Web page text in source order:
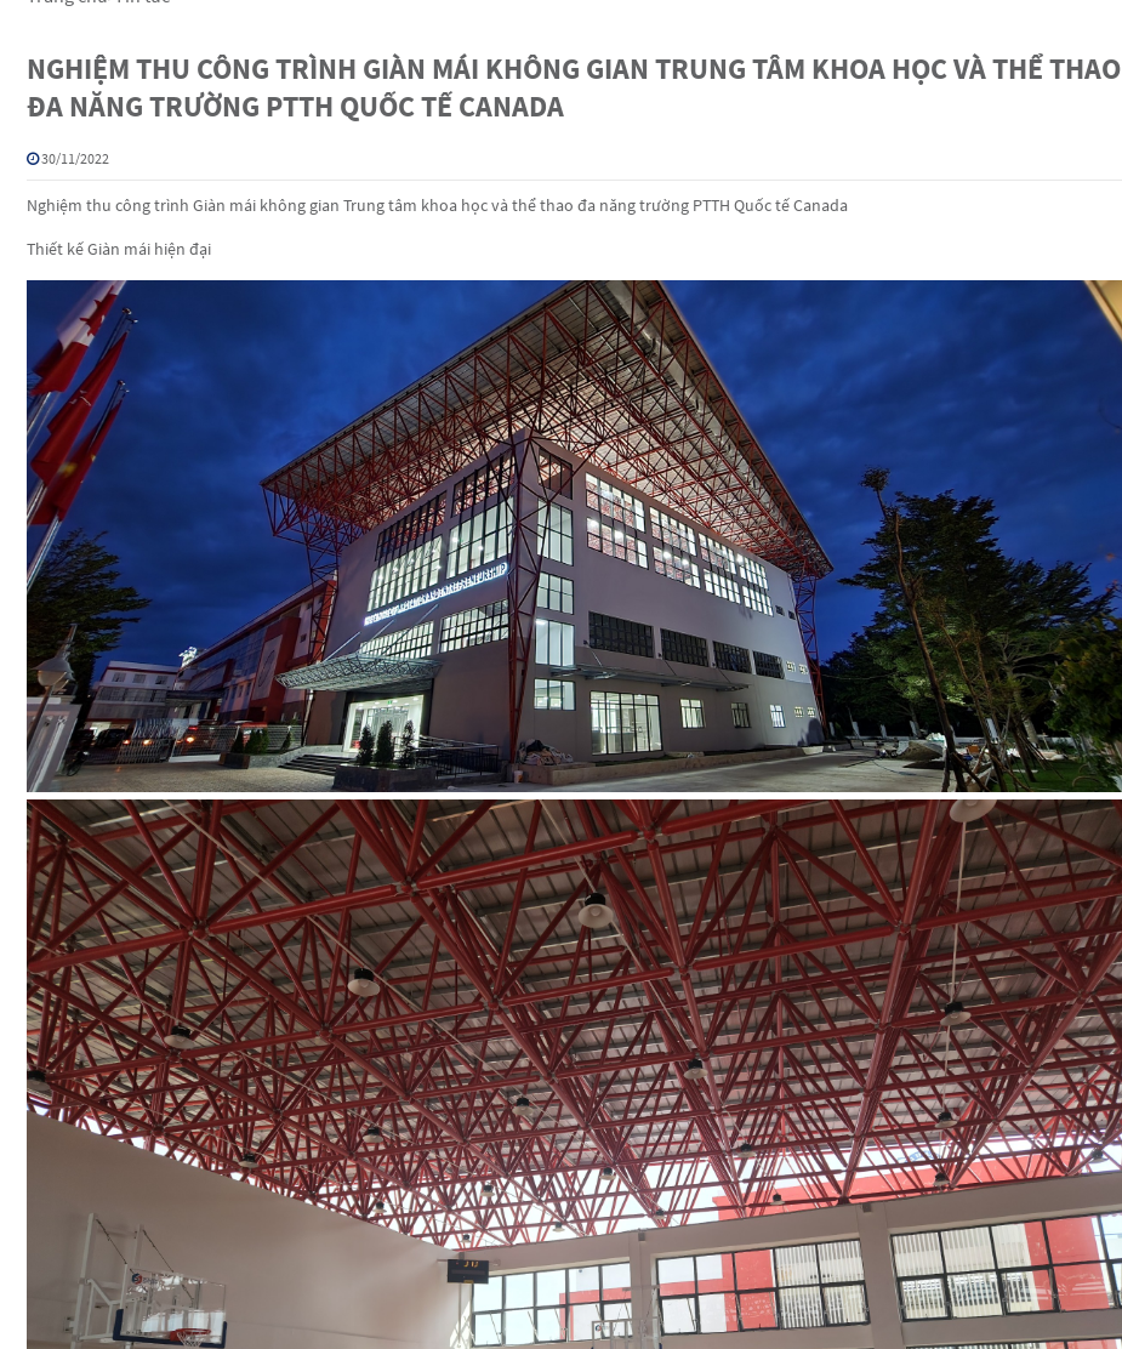
NGHIỆM THU CÔNG TRÌNH GIÀN MÁI KHÔNG GIAN TRUNG TÂM KHOA HỌC VÀ THỂ THAO
ĐA NĂNG TRƯỜNG PTTH QUỐC TẾ CANADA
30/11/2022
Nghiệm thu công trình Giàn mái không gian Trung tâm khoa học và thể thao đa năng trường PTTH Quốc tế Canada
Thiết kế Giàn mái hiện đại